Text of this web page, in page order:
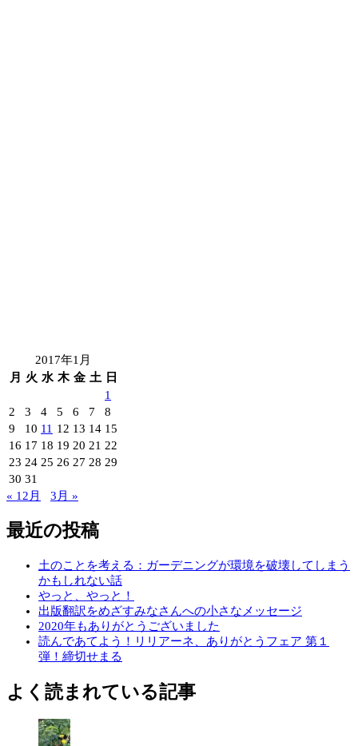
2017年1月
月
火 水 木 金 土
日
1
2
3 4 5 6 7
8
9
10 11 12 13 14 15
16 17 18 19 20 21 22
23 24 25 26 27 28 29
30 31
« 12月
3月 »
最近の投稿
土のことを考える：ガーデニングが環境を破壊してしまう
かもしれない話
やっと、やっと！
出版翻訳をめざすみなさんへの小さなメッセージ
2020年もありがとうございました
読んであてよう！リリアーネ、ありがとうフェア 第１
弾！締切せまる
よく読まれている記事